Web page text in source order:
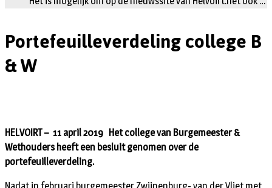
Portefeuilleverdeling college B
& W
HELVOIRT – 11 april 2019 Het college van Burgemeester &
Wethouders heeft een besluit genomen over de
portefeuilleverdeling.